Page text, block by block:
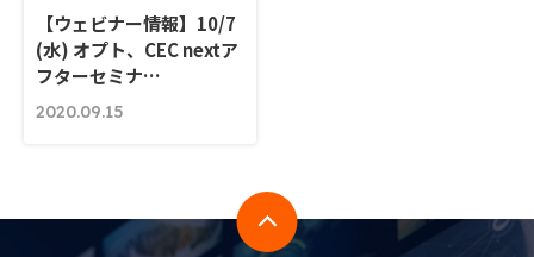
【ウェビナー情報】10/7
(水) オプト、CEC nextア
フターセミナ…
2020.09.15